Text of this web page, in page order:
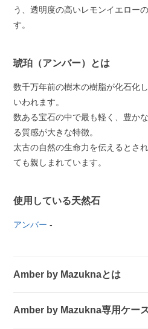
う、透明度の高いレモンイエロー
す。
琥珀（アンバー）とは
数千万年前の樹木の樹脂が化石化
いわれます。
数ある宝石の中で最も軽く、豊か
る質感が大きな特徴。
太古の自然の生命力を伝えるとさ
ても親しまれています。
使用している天然石
アンバー -
Amber by Mazuknaとは
Amber by Mazukna専用ケー